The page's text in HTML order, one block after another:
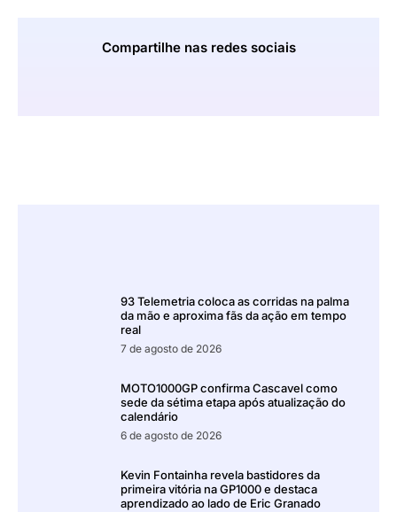
Compartilhe nas redes sociais
93 Telemetria coloca as corridas na palma
da mão e aproxima fãs da ação em tempo
real
7 de agosto de 2026
MOTO1000GP confirma Cascavel como
sede da sétima etapa após atualização do
calendário
6 de agosto de 2026
Kevin Fontainha revela bastidores da
primeira vitória na GP1000 e destaca
aprendizado ao lado de Eric Granado